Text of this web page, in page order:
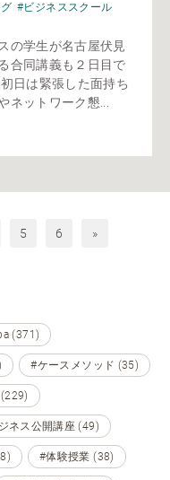
#ビジネススクール
の学生が名古屋伏見
合同講義も２日目で
日は緊張した面持ち
ネットワーク懇...
5 6 »
(371)
#ケースメソッド (35)
ネス公開講座 (49)
#体験授業 (38)